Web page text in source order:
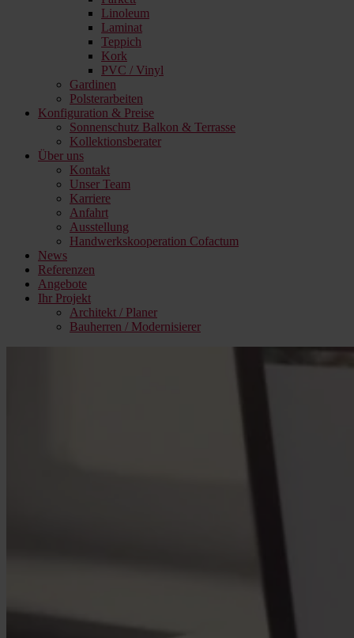
Linoleum
Laminat
Teppich
Kork
PVC / Vinyl
Gardinen
Polsterarbeiten
Konfiguration & Preise
Sonnenschutz Balkon & Terrasse
Kollektionsberater
Über uns
Kontakt
Unser Team
Karriere
Anfahrt
Ausstellung
Handwerkskooperation Cofactum
News
Referenzen
Angebote
Ihr Projekt
Architekt / Planer
Bauherren / Modernisierer